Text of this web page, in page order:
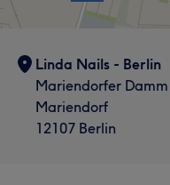
Linda Nails - Berlin
Mariendorfer Damm
Mariendorf
12107 Berlin